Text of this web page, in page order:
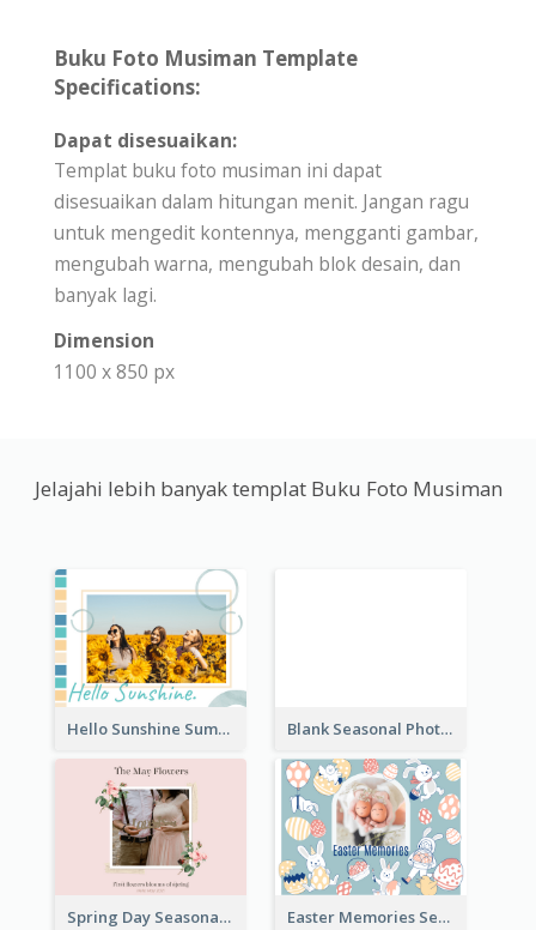
Buku Foto Musiman Template
Specifications:
Dapat disesuaikan:
Templat buku foto musiman ini dapat
disesuaikan dalam hitungan menit. Jangan ragu
untuk mengedit kontennya, mengganti gambar,
mengubah warna, mengubah blok desain, dan
banyak lagi.
Dimension
1100 x 850 px
Jelajahi lebih banyak templat Buku Foto Musiman
Hello Sunshine Summer Holidays Seasonal Photo Book Blank Seasonal Photo Book
Spring Day Seasonal Photo Book Easter Memories Seasonal Photo Book